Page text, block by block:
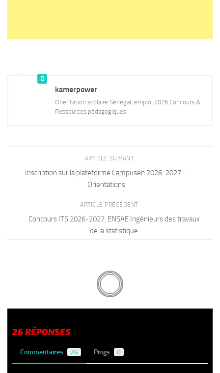
kamerpower
Orientation scolaire Sénégal, emploi 2026 Concours &
Ressources pédagogiques
ARTICLE SUIVANT
Inscription sur la plateforme Campusen 2026-2027 –
Orientations
ARTICLE PRÉCÉDENT
Concours ITS 2026-2027: ENSAE Ingénieurs des travaux
de la statistique
26 RÉPONSES
Commentaires 26 Pings 0